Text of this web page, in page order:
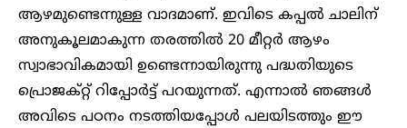
ആഴമുണ്ടെന്നുള്ള വാദമാണ്. ഇവിടെ കപ്പൽ ചാലിന്
അനുകൂലമാകുന്ന തരത്തിൽ 20 മീറ്റർ ആഴം
സ്വാഭാവികമായി ഉണ്ടെന്നായിരുന്നു പദ്ധതിയുടെ
പ്രൊജക്റ്റ് റിപ്പോർട്ട് പറയുന്നത്. എന്നാൽ ഞങ്ങൾ
അവിടെ പഠനം നടത്തിയപ്പോൾ പലയിടത്തും ഈ